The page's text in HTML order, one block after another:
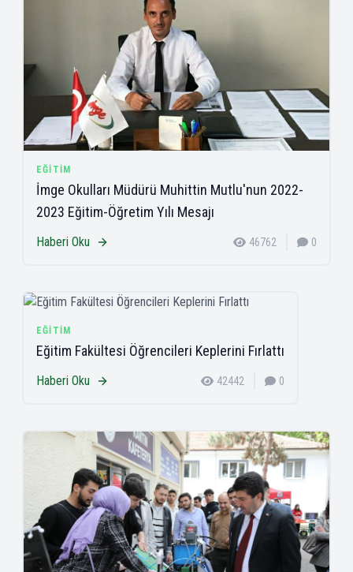
EĞITIM
İmge Okulları Müdürü Muhittin Mutlu'nun 2022-
2023 Eğitim-Öğretim Yılı Mesajı
Haberi Oku 46762 0
EĞITIM
Eğitim Fakültesi Öğrencileri Keplerini Fırlattı
Haberi Oku 42442 0